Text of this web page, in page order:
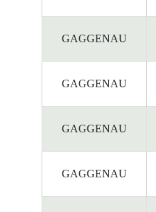
GAGGENAU
GAGGENAU
GAGGENAU
GAGGENAU